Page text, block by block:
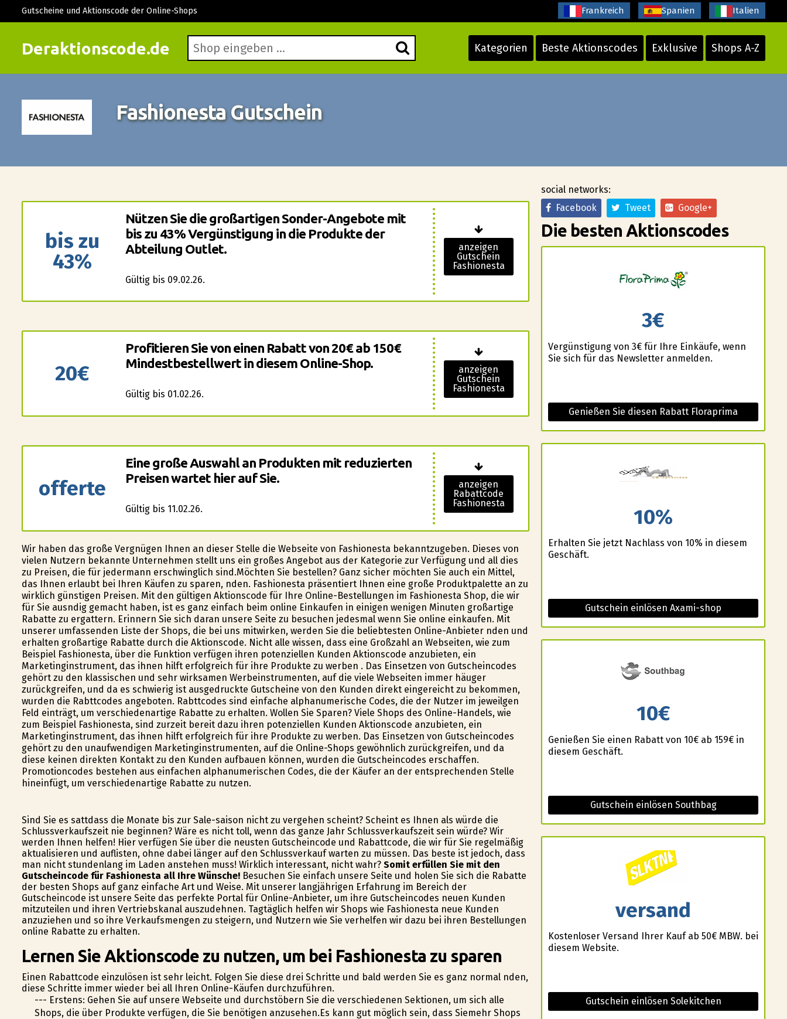
Deraktionscode.de Kategorien Beste Aktionscodes Exklusive Shops A-Z
Gutscheine und Aktionscode der Online-Shops Frankreich Spanien Italien
Fashionesta Gutschein
bis zu
43%
Nützen Sie die großartigen Sonder-Angebote mit
bis zu 43% Vergünstigung in die Produkte der
Abteilung Outlet.
Gültig bis 09.02.26.
anzeigen
Gutschein
Fashionesta
20€
Profitieren Sie von einen Rabatt von 20€ ab 150€
Mindestbestellwert in diesem Online-Shop.
Gültig bis 01.02.26.
anzeigen
Gutschein
Fashionesta
offerte
Eine große Auswahl an Produkten mit reduzierten
Preisen wartet hier auf Sie.
Gültig bis 11.02.26.
anzeigen
Rabattcode
Fashionesta
Wir haben das große Vergnügen Ihnen an dieser Stelle die Webseite von Fashionesta bekanntzugeben. Dieses von
vielen Nutzern bekannte Unternehmen stellt uns ein großes Angebot aus der Kategorie zur Verfügung und all dies
zu Preisen, die für jedermann erschwinglich sind.Möchten Sie bestellen? Ganz sicher möchten Sie auch ein Mittel,
das Ihnen erlaubt bei Ihren Käufen zu sparen, finden. Fashionesta präsentiert Ihnen eine große Produktpalette an zu
wirklich günstigen Preisen. Mit den gültigen Aktionscode für Ihre Online-Bestellungen im Fashionesta Shop, die wir
für Sie ausfindig gemacht haben, ist es ganz einfach beim online Einkaufen in einigen wenigen Minuten großartige
Rabatte zu ergattern. Erinnern Sie sich daran unsere Seite zu besuchen jedesmal wenn Sie online einkaufen. Mit
unserer umfassenden Liste der Shops, die bei uns mitwirken, werden Sie die beliebtesten Online-Anbieter finden und
erhalten großartige Rabatte durch die Aktionscode. Nicht alle wissen, dass eine Großzahl an Webseiten, wie zum
Beispiel Fashionesta, über die Funktion verfügen ihren potenziellen Kunden Aktionscode anzubieten, ein
Marketinginstrument, das ihnen hilft erfolgreich für ihre Produkte zu werben . Das Einsetzen von Gutscheincodes
gehört zu den klassischen und sehr wirksamen Werbeinstrumenten, auf die viele Webseiten immer häufiger
zurückgreifen, und da es schwierig ist ausgedruckte Gutscheine von den Kunden direkt eingereicht zu bekommen,
wurden die Rabttcodes angeboten. Rabttcodes sind einfache alphanumerische Codes, die der Nutzer im jeweilgen
Feld einträgt, um verschiedenartige Rabatte zu erhalten. Wollen Sie Sparen? Viele Shops des Online-Handels, wie
zum Beispiel Fashionesta, sind zurzeit bereit dazu ihren potenziellen Kunden Aktionscode anzubieten, ein
Marketinginstrument, das ihnen hilft erfolgreich für ihre Produkte zu werben. Das Einsetzen von Gutscheincodes
gehört zu den unaufwendigen Marketinginstrumenten, auf die Online-Shops gewöhnlich zurückgreifen, und da
diese keinen direkten Kontakt zu den Kunden aufbauen können, wurden die Gutscheincodes erschaffen.
Promotioncodes bestehen aus einfachen alphanumerischen Codes, die der Käufer an der entsprechenden Stelle
hineinfügt, um verschiedenartige Rabatte zu nutzen.
Sind Sie es sattdass die Monate bis zur Sale-saison nicht zu vergehen scheint? Scheint es Ihnen als würde die
Schlussverkaufszeit nie beginnen? Wäre es nicht toll, wenn das ganze Jahr Schlussverkaufszeit sein würde? Wir
werden Ihnen helfen! Hier verfügen Sie über die neusten Gutscheincode und Rabattcode, die wir für Sie regelmäßig
aktualisieren und auflisten, ohne dabei länger auf den Schlussverkauf warten zu müssen. Das beste ist jedoch, dass
man nicht stundenlang im Laden anstehen muss! Wirklich interessant, nicht wahr? Somit erfüllen Sie mit den
Gutscheincode für Fashionesta all Ihre Wünsche!Besuchen Sie einfach unsere Seite und holen Sie sich die Rabatte
der besten Shops auf ganz einfache Art und Weise. Mit unserer langjährigen Erfahrung im Bereich der
Gutscheincode ist unsere Seite das perfekte Portal für Online-Anbieter, um ihre Gutscheincodes neuen Kunden
mitzuteilen und ihren Vertriebskanal auszudehnen. Tagtäglich helfen wir Shops wie Fashionesta neue Kunden
anzuziehen und so ihre Verkaufsmengen zu steigern, und Nutzern wie Sie verhelfen wir dazu bei ihren Bestellungen
online Rabatte zu erhalten.
Lernen Sie Aktionscode zu nutzen, um bei Fashionesta zu sparen
Einen Rabattcode einzulösen ist sehr leicht. Folgen Sie diese drei Schritte und bald werden Sie es ganz normal finden,
diese Schritte immer wieder bei all Ihren Online-Käufen durchzuführen.
--- Erstens: Gehen Sie auf unsere Webseite und durchstöbern Sie die verschiedenen Sektionen, um sich alle
Shops, die über Produkte verfügen, die Sie benötigen anzusehen.Es kann gut möglich sein, dass Siemehr Shops
social networks:
Facebook
Tweet Google+
Die besten Aktionscodes
3€
Vergünstigung von 3€ für Ihre Einkäufe, wenn
Sie sich für das Newsletter anmelden.
Genießen Sie diesen Rabatt Floraprima
10%
Erhalten Sie jetzt Nachlass von 10% in diesem
Geschäft.
Gutschein einlösen Axami-shop
10€
Genießen Sie einen Rabatt von 10€ ab 159€ in
diesem Geschäft.
Gutschein einlösen Southbag
versand
Kostenloser Versand Ihrer Kauf ab 50€ MBW. bei
diesem Website.
Gutschein einlösen Solekitchen